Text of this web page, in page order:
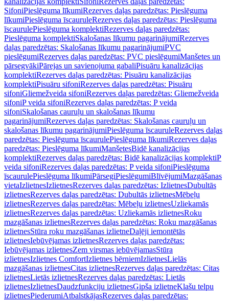
SifoniPieslēguma līkumiRezerves daļas paredzētas: Pieslēguma
līkumiPieslēguma īscauruleRezerves daļas paredzētas: Pieslēguma
īscaurulePieslēguma komplektiRezerves daļas paredzētas:
Pieslēguma komplektiSkalošanas līkumu pagarinājumiRezerves
daļas paredzētas: Skalošanas līkumu pagarinājumiPVC
pieslēgumiRezerves daļas paredzētas: PVC pieslēgumiManšetes un
pārsegvākiPārejas un savienojuma gabaliPisuāru kanalizācijas
komplektiRezerves daļas paredzētas: Pisuāru kanalizācijas
komplektiPisuāru sifoniRezerves daļas paredzētas: Pisuāru
sifoniGliemežveida sifoniRezerves daļas paredzētas: Gliemežveida
sifoniP veida sifoniRezerves daļas paredzētas: P veida
sifoniSkalošanas cauruļu un skalošanas līkumu
pagarinājumiRezerves daļas paredzētas: Skalošanas cauruļu un
skalošanas līkumu pagarinājumiPieslēguma īscauruleRezerves daļas
paredzētas: Pieslēguma īscaurulePieslēguma līkumiRezerves daļas
paredzētas: Pieslēguma līkumiManšetesBidē kanalizācijas
komplektiRezerves daļas paredzētas: Bidē kanalizācijas komplektiP
veida sifoniRezerves daļas paredzētas: P veida sifoniPieslēguma
īscaurulePieslēguma līkumiPārsegiPieslēgumiBlīvējumiMazgāšanas
vietaIzlietnesIzlietnesRezerves daļas paredzētas: IzlietnesDubultās
izlietnesRezerves daļas paredzētas: Dubultās izlietnesMēbeļu
izlietnesRezerves daļas paredzētas: Mēbeļu izlietnesUzliekamās
izlietnesRezerves daļas paredzētas: Uzliekamās izlietnesRoku
mazgāšanas izlietnesRezerves daļas paredzētas: Roku mazgāšanas
izlietnesStūra roku mazgāšanas izlietneDaļēji iemontētās
izlietnesIebūvējamas izlietnesRezerves daļas paredzētas:
Iebūvējamas izlietnesZem virsmas iebūvējamasStūra
izlietnesIzlietnes ComfortIzlietnes bērniemIzlietnesLielās
mazgāšanas izlietnesCitas izlietnesRezerves daļas paredzētas: Citas
izlietnesLietās izlietnesRezerves daļas paredzētas: Lietās
izlietnesIzlietnesDaudzfunkciju izlietnesĢipša izlietneKlašu telpu
izlietnesPiederumiAtbalstkājasRezerves daļas paredzētas: